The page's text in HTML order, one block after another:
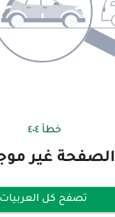
خطأ ٤٠٤
الصفحة غير
تصفح كل العربيات